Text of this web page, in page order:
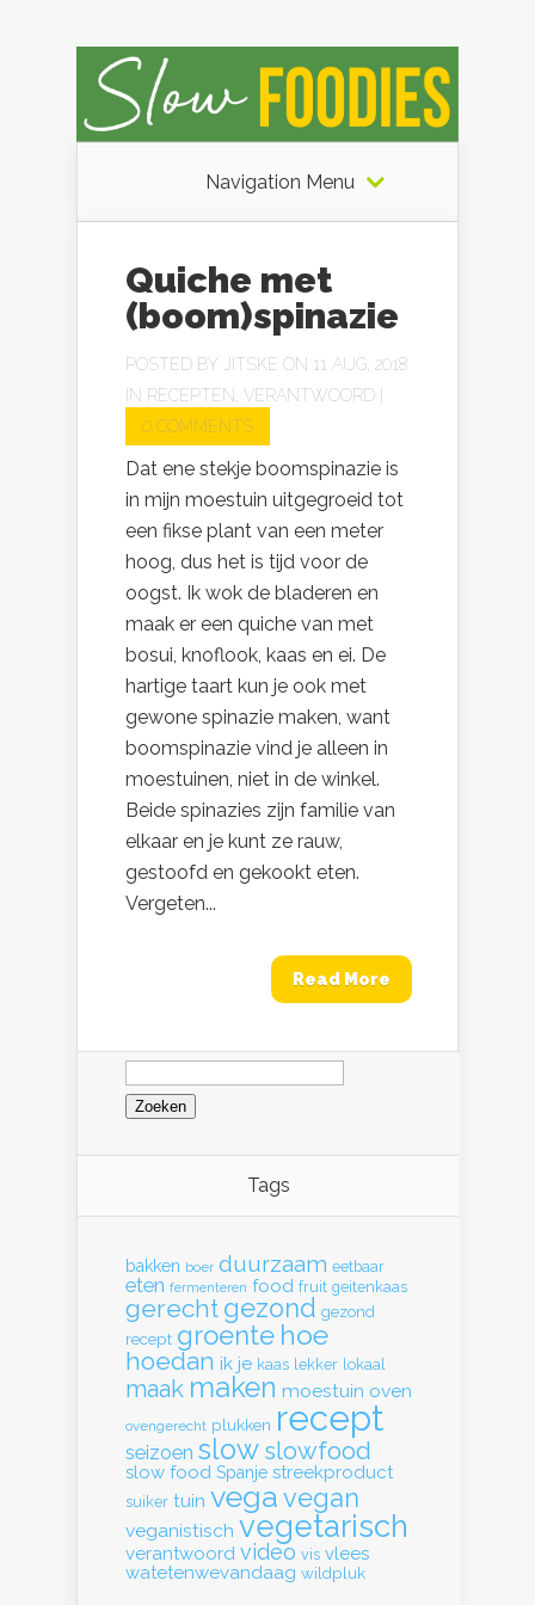
Navigation Menu
Quiche met
(boom)spinazie
POSTED BY JITSKE ON 11 AUG, 2018
IN RECEPTEN, VERANTWOORD
0 COMMENTS
Dat ene stekje boomspinazie is
in mijn moestuin uitgegroeid tot
een fikse plant van een meter
hoog, dus het is tijd voor de
oogst. Ik wok de bladeren en
maak er een quiche van met
bosui, knoflook, kaas en ei. De
hartige taart kun je ook met
gewone spinazie maken, want
boomspinazie vind je alleen in
moestuinen, niet in de winkel.
Beide spinazies zijn familie van
elkaar en je kunt ze rauw,
gestoofd en gekookt eten.
Vergeten...
Read More
Zoeken
naar:
Tags
bakken boer duurzaam eetbaar
eten fermenteren food fruit geitenkaas
gerecht gezond gezond
recept groente hoe
hoedan ik je kaas lekker lokaal
maak maken moestuin oven
ovengerecht plukken recept
seizoen slow slowfood
slow food Spanje streekproduct
suiker tuin vega vegan
veganistisch vegetarisch
verantwoord video vis vlees
watetenwevandaag wildpluk